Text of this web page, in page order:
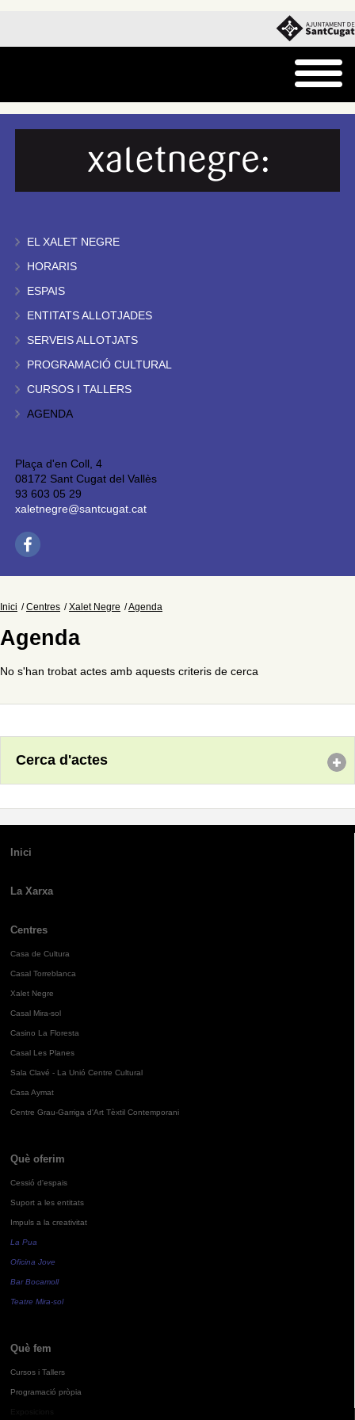
EL XALET NEGRE
HORARIS
ESPAIS
ENTITATS ALLOTJADES
SERVEIS ALLOTJATS
PROGRAMACIÓ CULTURAL
CURSOS I TALLERS
AGENDA
Plaça d'en Coll, 4
08172 Sant Cugat del Vallès
93 603 05 29
xaletnegre@santcugat.cat
Inici Centres Xalet Negre Agenda
Agenda
No s'han trobat actes amb aquests criteris de cerca
Cerca d'actes
Inici
La Xarxa
Centres
Casa de Cultura
Casal Torreblanca
Xalet Negre
Casal Mira-sol
Casino La Floresta
Casal Les Planes
Sala Clavé - La Unió Centre Cultural
Casa Aymat
Centre Grau-Garriga d'Art Tèxtil Contemporani
Què oferim
Cessió d'espais
Suport a les entitats
Impuls a la creativitat
La Pua
Oficina Jove
Bar Bocamoll
Teatre Mira-sol
Què fem
Cursos i Tallers
Programació pròpia